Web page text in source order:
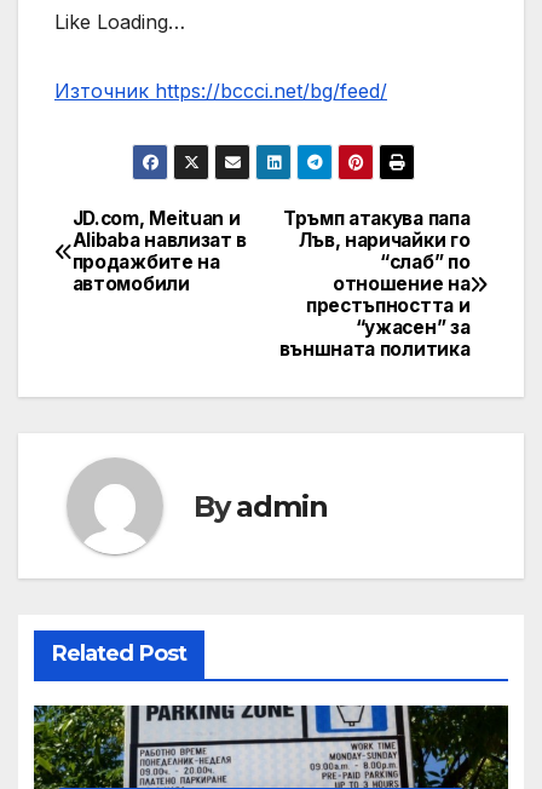
Like Loading…
Източник https://bccci.net/bg/feed/
Post
navigation
Тръмп атакува папа
Лъв, наричайки го
“слаб” по
отношение на
престъпността и
“ужасен” за
външната политика
JD.com, Meituan и
Alibaba навлизат в
продажбите на
автомобили
Byadmin
Related Post